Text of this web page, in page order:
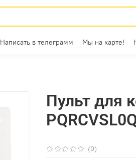
Написать в телеграмм Мы на карте!
(0)
Пульт для